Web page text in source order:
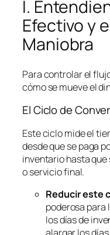
I.
Efectivo y
Maniobra
Para controlar el
cómo se mueve el
El Ciclo de
Este ciclo mide el
desde que se paga
inventario hasta
o servicio final.
Reducir este
poderosa para
los días de